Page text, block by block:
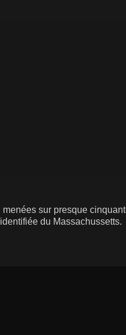
menées sur presque
du Massachussetts.